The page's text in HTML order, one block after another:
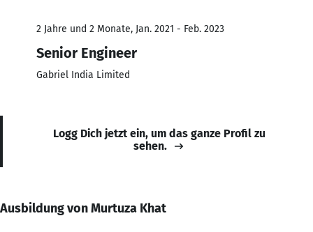
2 Jahre und 2 Monate, Jan. 2021 - Feb. 2023
Senior Engineer
Gabriel India Limited
Logg Dich jetzt ein, um das ganze Profil zu
sehen.
Ausbildung von Murtuza Khat